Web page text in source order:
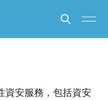
資安服務，包括資安